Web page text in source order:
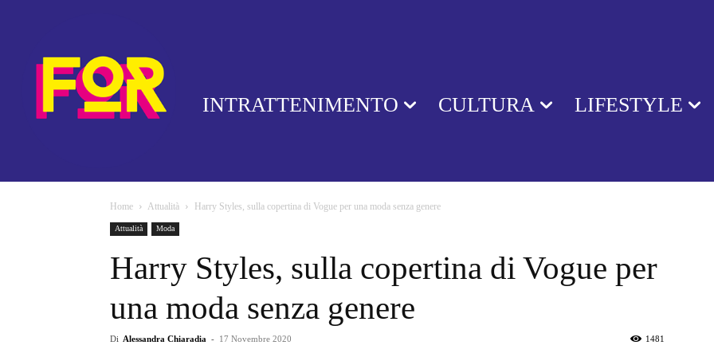
INTRATTENIMENTO CULTURA LIFESTYLE
Home Attualità Harry Styles, sulla copertina di Vogue per una moda senza genere
Attualità Moda
Harry Styles, sulla copertina di Vogue per
una moda senza genere
Di Alessandra Chiaradia - 17 Novembre 2020 1481